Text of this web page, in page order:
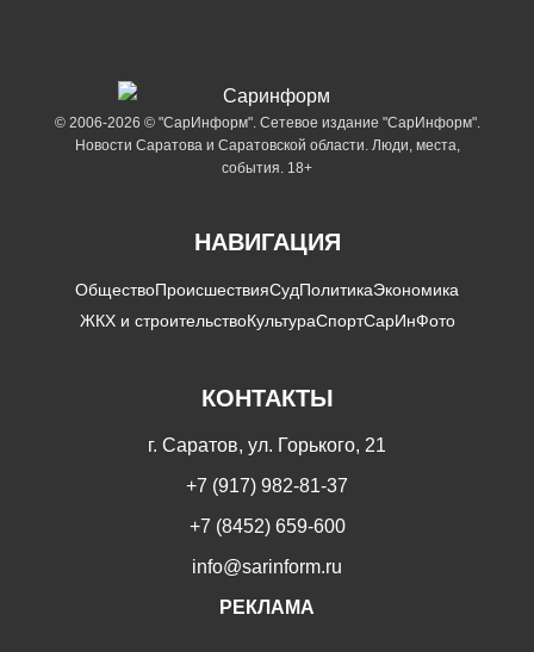
© 2006-2026 © "СарИнформ". Сетевое издание "СарИнформ".
Новости Саратова и Саратовской области. Люди, места,
события. 18+
НАВИГАЦИЯ
ОбществоПроисшествияСудПолитикаЭкономика
ЖКХ и строительствоКультураСпортСарИнФото
КОНТАКТЫ
г. Саратов, ул. Горького, 21
+7 (917) 982-81-37
+7 (8452) 659-600
info@sarinform.ru
РЕКЛАМА